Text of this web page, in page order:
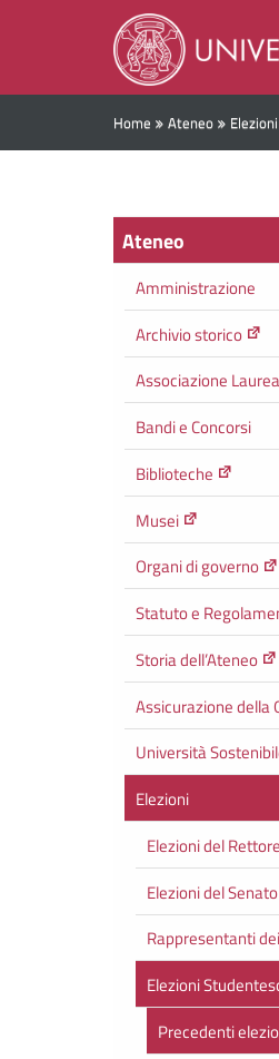
Home Ateneo
Ateneo
Amministrazione
Archivio storico
Associazione
Bandi e Concorsi
Biblioteche
Musei
Organi di governo
Statuto e
Storia dell’Ateneo
Assicurazione della
Università
Elezioni
Elezioni del
Elezioni del
Rappresentanti
Elezioni
Precedenti